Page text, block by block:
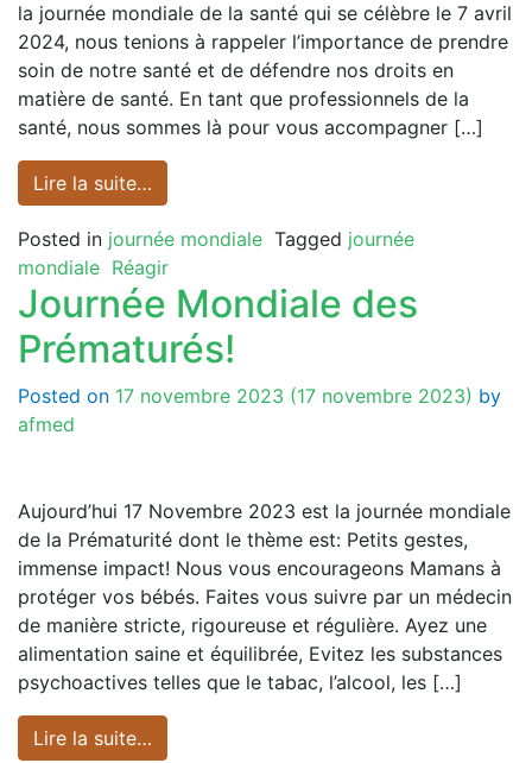
la journée mondiale de la santé qui se célèbre le 7 avril
2024, nous tenions à rappeler l’importance de prendre
soin de notre santé et de défendre nos droits en
matière de santé. En tant que professionnels de la
santé, nous sommes là pour vous accompagner […]
Lire la suite…
Posted in journée mondiale Tagged journée
mondiale Réagir
Journée Mondiale des
Prématurés!
Posted on 17 novembre 2023 (17 novembre 2023) by
afmed
Aujourd’hui 17 Novembre 2023 est la journée mondiale
de la Prématurité dont le thème est: Petits gestes,
immense impact! Nous vous encourageons Mamans à
protéger vos bébés. Faites vous suivre par un médecin
de manière stricte, rigoureuse et régulière. Ayez une
alimentation saine et équilibrée, Evitez les substances
psychoactives telles que le tabac, l’alcool, les […]
Lire la suite…